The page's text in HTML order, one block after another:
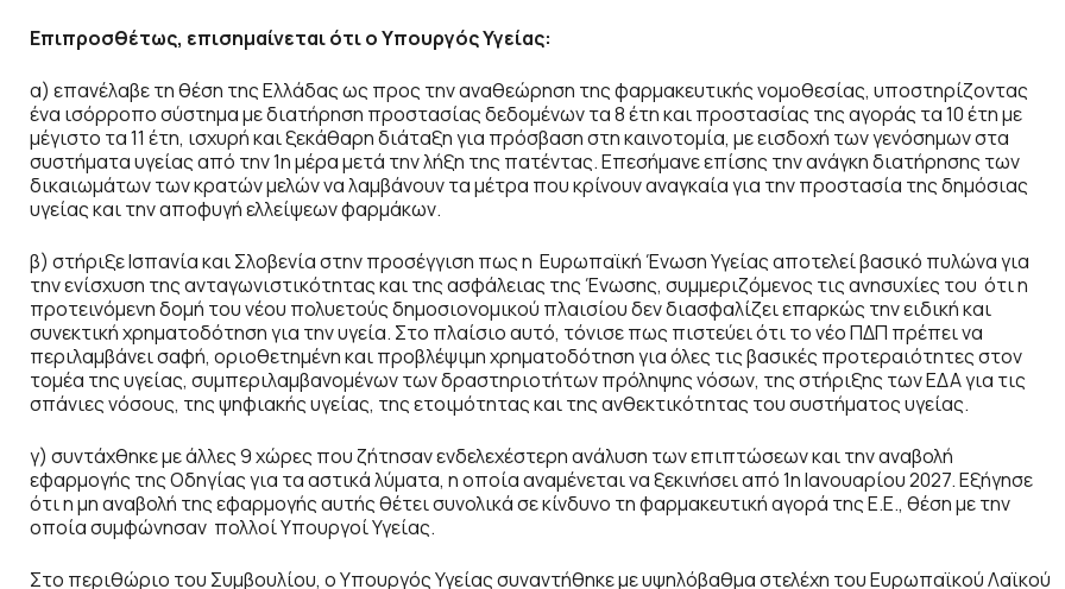
Επιπροσθέτως, επισημαίνεται ότι ο Υπουργός Υγείας:
α) επανέλαβε τη θέση της Ελλάδας ως προς την αναθεώρηση της φαρμακευτικής νομοθεσίας, υποστηρίζοντας
ένα ισόρροπο σύστημα με διατήρηση προστασίας δεδομένων τα 8 έτη και προστασίας της αγοράς τα 10 έτη με
μέγιστο τα 11 έτη, ισχυρή και ξεκάθαρη διάταξη για πρόσβαση στη καινοτομία, με εισδοχή των γενόσημων στα
συστήματα υγείας από την 1η μέρα μετά την λήξη της πατέντας. Επεσήμανε επίσης την ανάγκη διατήρησης των
δικαιωμάτων των κρατών μελών να λαμβάνουν τα μέτρα που κρίνουν αναγκαία για την προστασία της δημόσιας
υγείας και την αποφυγή ελλείψεων φαρμάκων.
β) στήριξε Ισπανία και Σλοβενία στην προσέγγιση πως η Ευρωπαϊκή Ένωση Υγείας αποτελεί βασικό πυλώνα για
την ενίσχυση της ανταγωνιστικότητας και της ασφάλειας της Ένωσης, συμμεριζόμενος τις ανησυχίες του ότι η
προτεινόμενη δομή του νέου πολυετούς δημοσιονομικού πλαισίου δεν διασφαλίζει επαρκώς την ειδική και
συνεκτική χρηματοδότηση για την υγεία. Στο πλαίσιο αυτό, τόνισε πως πιστεύει ότι το νέο ΠΔΠ πρέπει να
περιλαμβάνει σαφή, οριοθετημένη και προβλέψιμη χρηματοδότηση για όλες τις βασικές προτεραιότητες στον
τομέα της υγείας, συμπεριλαμβανομένων των δραστηριοτήτων πρόληψης νόσων, της στήριξης των ΕΔΑ για τις
σπάνιες νόσους, της ψηφιακής υγείας, της ετοιμότητας και της ανθεκτικότητας του συστήματος υγείας.
γ) συντάχθηκε με άλλες 9 χώρες που ζήτησαν ενδελεχέστερη ανάλυση των επιπτώσεων και την αναβολή
εφαρμογής της Οδηγίας για τα αστικά λύματα, η οποία αναμένεται να ξεκινήσει από 1η Ιανουαρίου 2027. Εξήγησε
ότι η μη αναβολή της εφαρμογής αυτής θέτει συνολικά σε κίνδυνο τη φαρμακευτική αγορά της Ε.Ε., θέση με την
οποία συμφώνησαν πολλοί Υπουργοί Υγείας.
Στο περιθώριο του Συμβουλίου, ο Υπουργός Υγείας συναντήθηκε με υψηλόβαθμα στελέχη του Ευρωπαϊκού Λαϊκού